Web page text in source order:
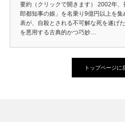
要約（クリックで開きます） 2002年
郎都知事の娘」を名乗り9億円以上を
表が、自殺とされる不可解な死を遂げ
を悪用する古典的かつ巧妙…
トップページに